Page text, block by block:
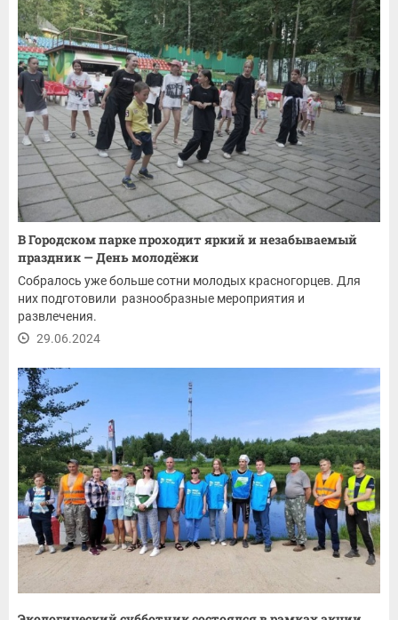
В Городском парке проходит яркий и незабываемый
праздник — День молодёжи
Собралось уже больше сотни молодых красногорцев. Для
них подготовили разнообразные мероприятия и
развлечения.
29.06.2024